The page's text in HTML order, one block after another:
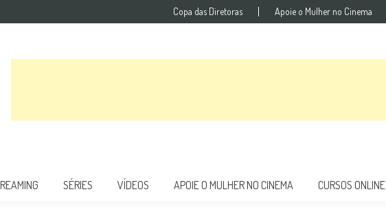
Copa das Diretoras Apoie o Mulher no Cinema
SÉRIES VÍDEOS APOIE O MULHER NO CINEMA CURSOS ONLINE